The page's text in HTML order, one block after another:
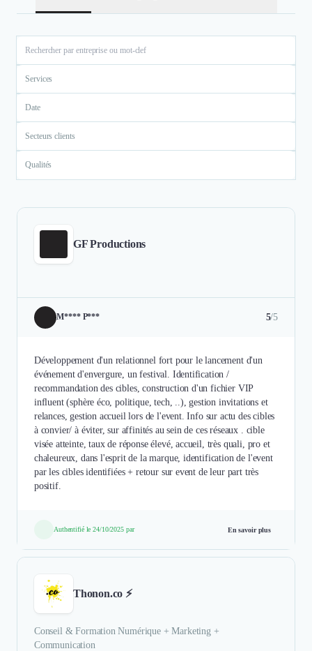
Services
Date
Secteurs clients
Qualités
GF Productions
M**** P*** 5/5
Développement d'un relationnel fort pour le lancement d'un
événement d'envergure, un festival. Identification /
recommandation des cibles, construction d'un fichier VIP
influent (sphère éco, politique, tech, ..), gestion invitations et
relances, gestion accueil lors de l'event. Info sur actu des cibles
à convier/ à éviter, sur affinités au sein de ces réseaux . cible
visée atteinte, taux de réponse élevé, accueil, très quali, pro et
chaleureux, dans l'esprit de la marque, identification de l'event
par les cibles identifiées + retour sur event de leur part très
positif.
Authentifié le 24/10/2025 par En savoir plus
Thonon.co ⚡
Conseil & Formation Numérique + Marketing +
Communication